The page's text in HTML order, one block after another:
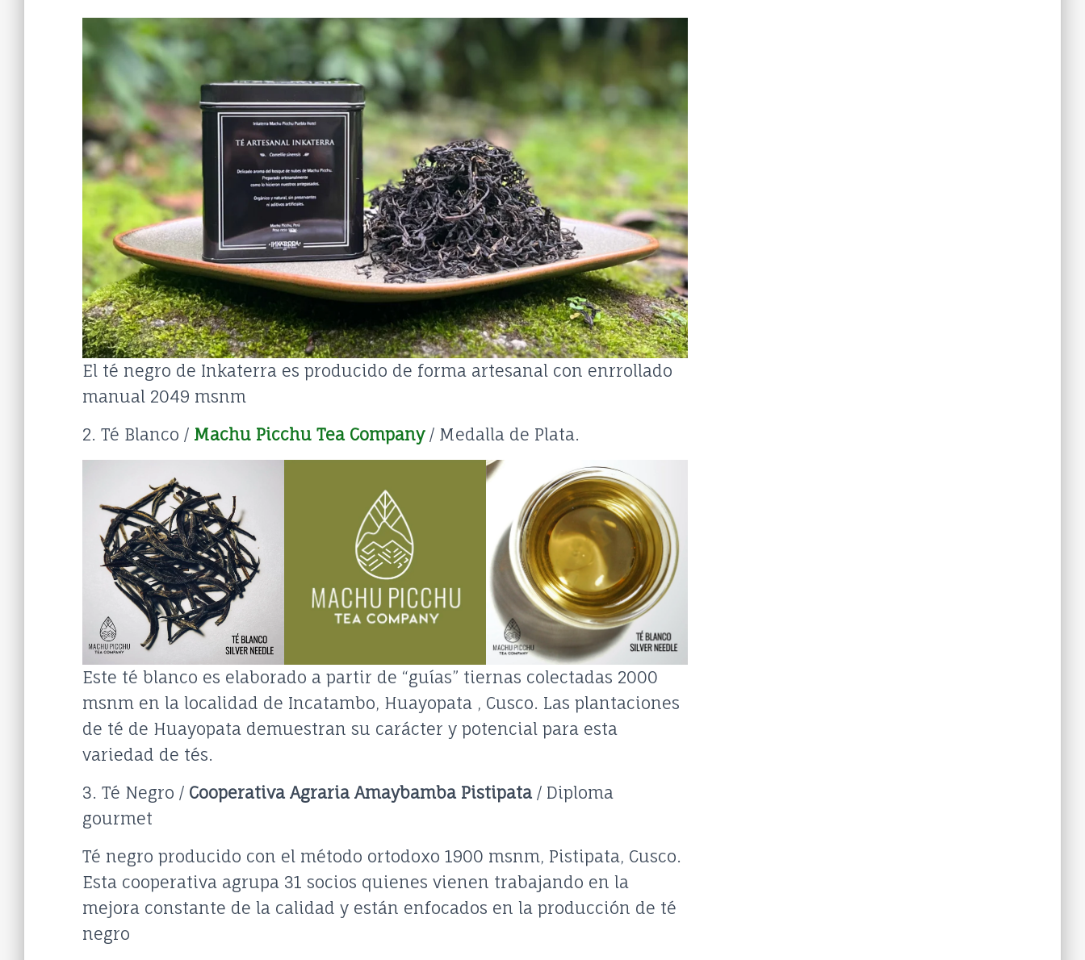
El té negro de Inkaterra es producido de forma artesanal con enrrollado
manual 2049 msnm
2. Té Blanco / Machu Picchu Tea Company/ Medalla de Plata.
Este té blanco es elaborado a partir de “guías” tiernas colectadas 2000
msnm en la localidad de Incatambo, Huayopata , Cusco. Las plantaciones
de té de Huayopata demuestran su carácter y potencial para esta
variedad de tés.
3. Té Negro / Cooperativa Agraria Amaybamba Pistipata / Diploma
gourmet
Té negro producido con el método ortodoxo 1900 msnm, Pistipata, Cusco.
Esta cooperativa agrupa 31 socios quienes vienen trabajando en la
mejora constante de la calidad y están enfocados en la producción de té
negro